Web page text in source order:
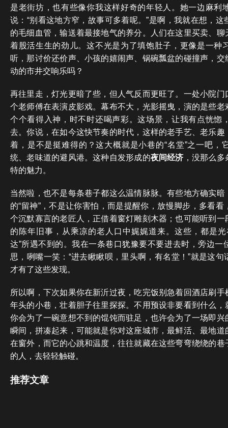
是老街坊，也有些像你我这样好奇的年轻人。她一边麻利
说：“别看这地方窄，故事可多着呢。”是啊，我就在想，
的毛细血管，输送着最接地气的养分。人们在这里买卖、
着股活生生的劲儿。这不光是为了填饱肚子，更像是一种
听，那讨价还价声、小孩的嬉闹声、锅碗瓢盆的碰撞声，
动的市井交响乐吗？
再往里走，灯光更暗了些，但人气反而更旺了。一处小院
个老师傅在表演皮影戏。幕布不大，光影摇曳，演的是些
个个看得入神，时不时还喝声彩。这场景，让我有点恍惚
去。你说，在如今这快节奏的时代，这样的老手艺、老乐
着，是不是挺难得的？这大概就是小巷的“名堂”之一吧，
统、老味道的避风港。这种自发形成的夜间经济 ，没那么
特的魅力。
当然啦，也不是每条巷子都这么温情脉脉。有些地方确实
的“留神”，不是让你害怕，而是提醒你，放慢脚步，多看
个沉默寡言的老匠人，正借着窗灯雕刻木器；也可能听到
的陈年旧事，从乘凉的老人口中娓娓道来。这些，都是
达”所遇不到的。我在一条巷口犹豫要不要进去时，旁边一
思，咧嘴一笑：“进去瞅瞅呗，里头啊，有名堂！”就是这
才有了这些发现。
所以啊，下次如果你在新沂过夜，吃完饭别急着回酒店刷
年头的小巷，壮着胆子往里探探。不用预设非要看到什么
你会为了一碗意想不到的馄饨而驻足，也许会为了一场即
瞬间，拼凑起来，可能就是你对这座城市，最鲜活、最地
在窗外，而它的心跳和温度，往往就藏在这些弯弯绕绕的
的人，去轻轻触碰。
推荐文章